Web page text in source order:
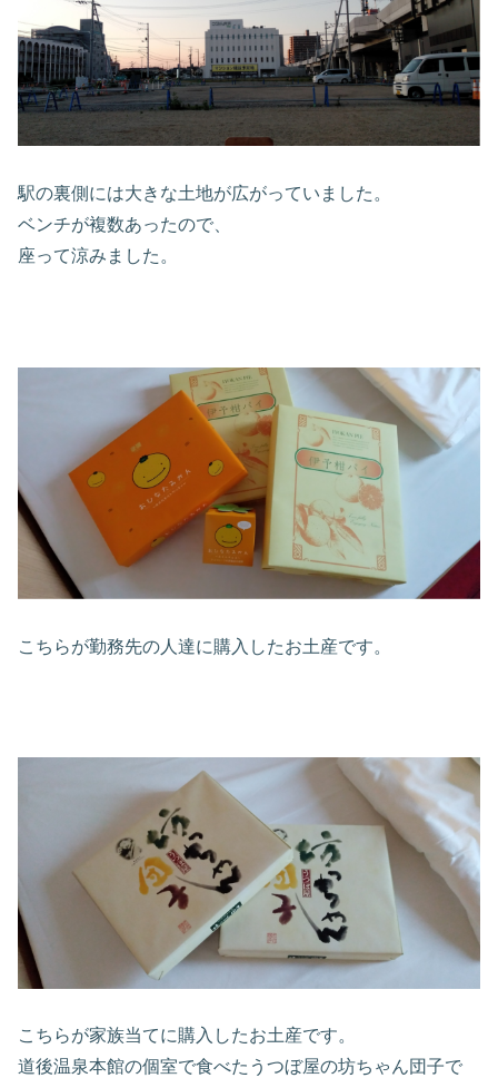
駅の裏側には大きな土地が広がっていました。
ベンチが複数あったので、
座って涼みました。
こちらが勤務先の人達に購入したお土産です。
こちらが家族当てに購入したお土産です。
道後温泉本館の個室で食べたうつぼ屋の坊ちゃん団子で